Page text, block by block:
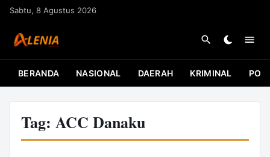
u
Sabtu, 8 Agustus 2026
BERANDA NASIONAL DAERAH KRIMINAL
Tag: ACC Danaku